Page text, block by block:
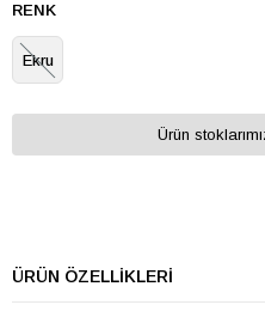
RENK
Ekru
Ürün
ÜRÜN ÖZELLIKLERI